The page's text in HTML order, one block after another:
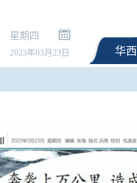
星期四
2023年03月23日 华